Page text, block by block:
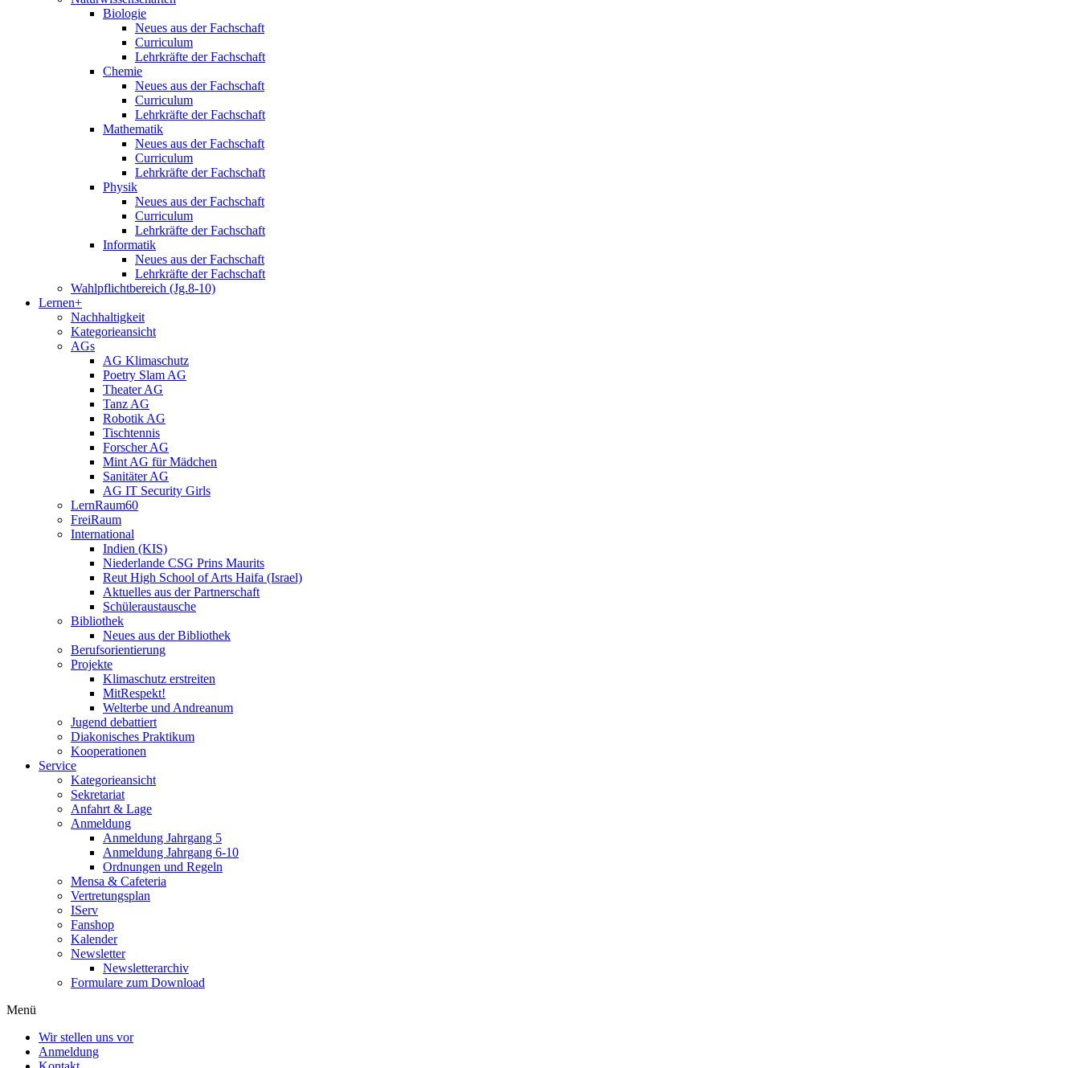
Biologie
Neues aus der Fachschaft
Curriculum
Lehrkräfte der Fachschaft
Chemie
Neues aus der Fachschaft
Curriculum
Lehrkräfte der Fachschaft
Mathematik
Neues aus der Fachschaft
Curriculum
Lehrkräfte der Fachschaft
Physik
Neues aus der Fachschaft
Curriculum
Lehrkräfte der Fachschaft
Informatik
Neues aus der Fachschaft
Lehrkräfte der Fachschaft
Wahlpflichtbereich (Jg.8-10)
Lernen+
Nachhaltigkeit
Kategorieansicht
AGs
AG Klimaschutz
Poetry Slam AG
Theater AG
Tanz AG
Robotik AG
Tischtennis
Forscher AG
Mint AG für Mädchen
Sanitäter AG
AG IT Security Girls
LernRaum60
FreiRaum
International
Indien (KIS)
Niederlande CSG Prins Maurits
Reut High School of Arts Haifa (Israel)
Aktuelles aus der Partnerschaft
Schüleraustausche
Bibliothek
Neues aus der Bibliothek
Berufsorientierung
Projekte
Klimaschutz erstreiten
MitRespekt!
Welterbe und Andreanum
Jugend debattiert
Diakonisches Praktikum
Kooperationen
Service
Kategorieansicht
Sekretariat
Anfahrt & Lage
Anmeldung
Anmeldung Jahrgang 5
Anmeldung Jahrgang 6-10
Ordnungen und Regeln
Mensa & Cafeteria
Vertretungsplan
IServ
Fanshop
Kalender
Newsletter
Newsletterarchiv
Formulare zum Download
Menü
Wir stellen uns vor
Anmeldung